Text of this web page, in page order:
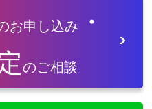
お申し込み ・
のご相談